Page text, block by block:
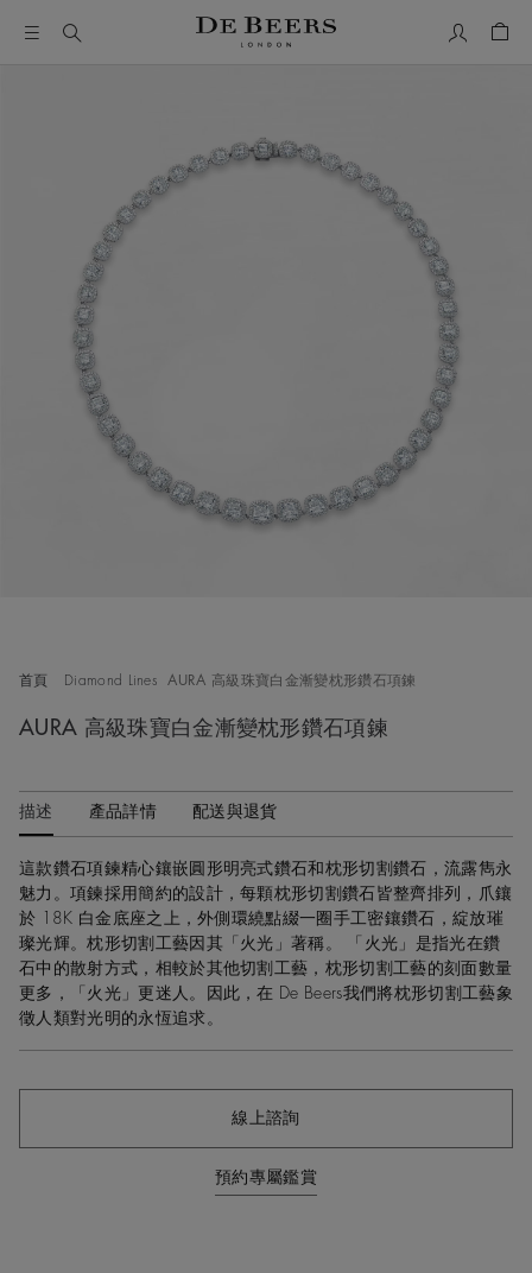
首頁 Diamond Lines AURA 高級珠寶白金漸變枕形鑽石項鍊
AURA 高級珠寶白金漸變枕形鑽石項鍊
描述 產品詳情 配送與退貨
這款鑽石項鍊精心鑲嵌圓形明亮式鑽石和枕形切割鑽石，流露雋永
魅力。項鍊採用簡約的設計，每顆枕形切割鑽石皆整齊排列，爪鑲
於 18K 白金底座之上，外側環繞點綴一圈手工密鑲鑽石，綻放璀
璨光輝。枕形切割工藝因其「火光」著稱。 「火光」是指光在鑽
石中的散射方式，相較於其他切割工藝，枕形切割工藝的刻面數量
更多，「火光」更迷人。因此，在 De Beers我們將枕形切割工藝象
徵人類對光明的永恆追求。
線上諮詢
預約專屬鑑賞